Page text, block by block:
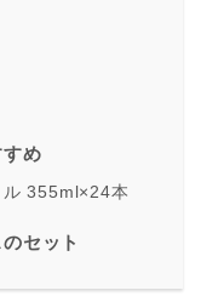
め
ル 355ml×24本
セット